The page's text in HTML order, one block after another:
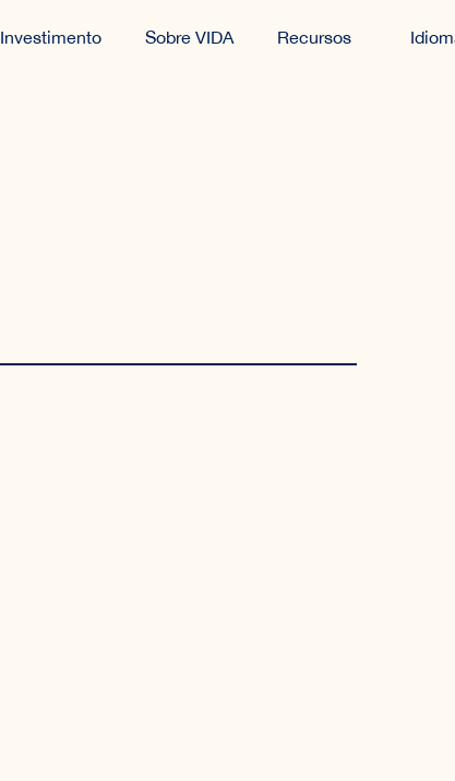
Investimento Sobre VIDA Recursos